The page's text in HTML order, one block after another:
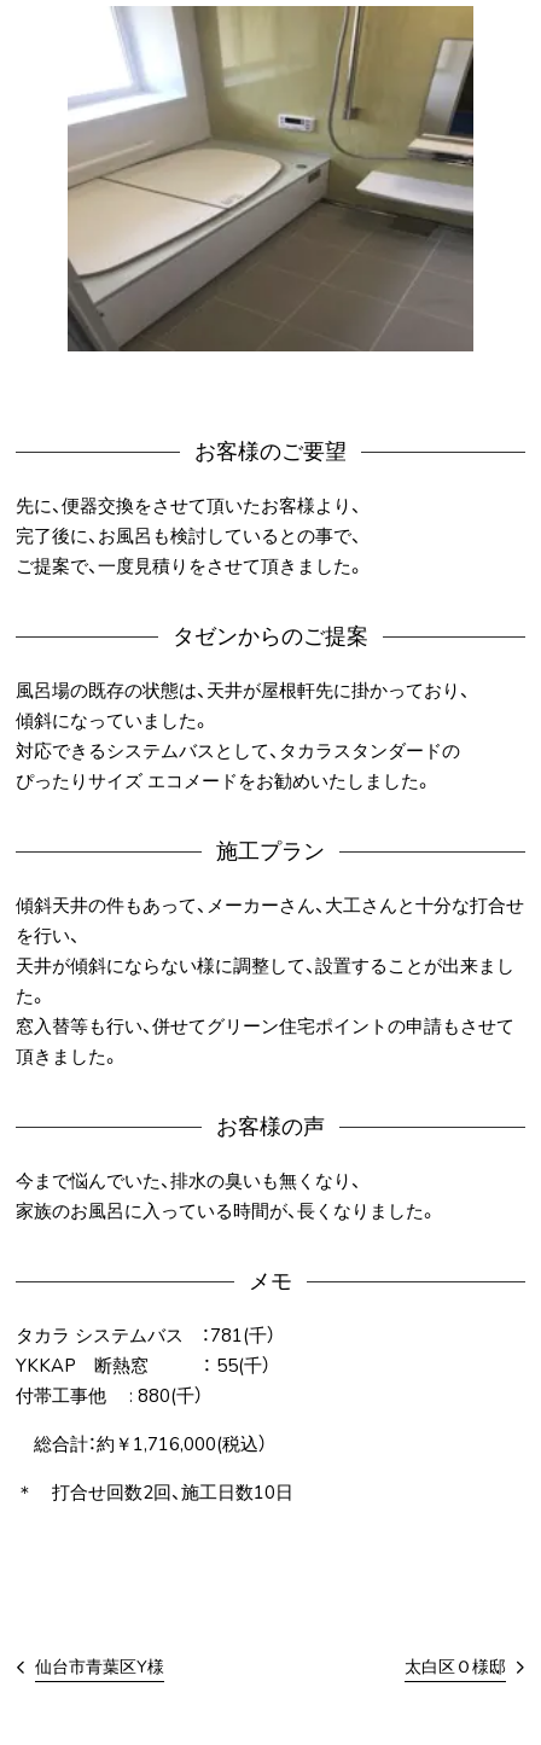
お客様のご要望
先に、便器交換をさせて頂いたお客様より、
完了後に、お風呂も検討しているとの事で、
ご提案で、一度見積りをさせて頂きました。
タゼンからのご提案
風呂場の既存の状態は、天井が屋根軒先に掛かっており、
傾斜になっていました。
対応できるシステムバスとして、タカラスタンダードの
ぴったりサイズ エコメードをお勧めいたしました。
施工プラン
傾斜天井の件もあって、メーカーさん、大工さんと十分な打合せ
を行い、
天井が傾斜にならない様に調整して、設置することが出来まし
た。
窓入替等も行い、併せてグリーン住宅ポイントの申請もさせて
頂きました。
お客様の声
今まで悩んでいた、排水の臭いも無くなり、
家族のお風呂に入っている時間が、長くなりました。
メモ
タカラ システムバス ：781(千）
YKKAP 断熱窓 ： 55(千）
付帯工事他 : 880(千）
総合計：約￥1,716,000(税込）
＊ 打合せ回数2回、施工日数10日
仙台市青葉区Y様 太白区Ｏ様邸